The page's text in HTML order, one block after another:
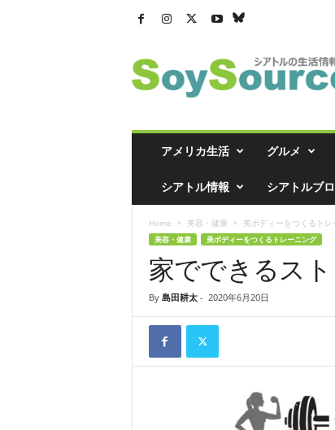
ト
ル
アメリカ生活 グルメ
シアトル情報 シアトルブ
Home 美容・健康 美ボディーをつくるトレ
美容・健康 美ボディーをつくるトレーニング
家でできるス
By 島田耕太- 2020年6月20日